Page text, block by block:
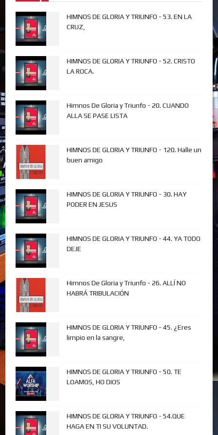
HIMNOS DE GLORIA Y TRIUNFO - 53. EN LA
CRUZ,
HIMNOS DE GLORIA Y TRIUNFO - 52. CRISTO
LA ROCA.
Himnos De Gloria y Triunfo - 20. CUANDO
ALLA SE PASE LISTA
HIMNOS DE GLORIA Y TRIUNFO - 120. Halle un
buen amigo
HIMNOS DE GLORIA Y TRIUNFO - 30. HAY
PODER EN JESUS
HIMNOS DE GLORIA Y TRIUNFO - 44. YA TODO
DEJE
Himnos De Gloria y Triunfo - 26. ALLÍ NO
HABRÁ TRIBULACIÓN
HIMNOS DE GLORIA Y TRIUNFO - 45. ¿Eres
limpio en la sangre,
HIMNOS DE GLORIA Y TRIUNFO - 50. TE
LOAMOS, HO DIOS
HIMNOS DE GLORIA Y TRIUNFO - 54.QUE
HAGA EN TI SU VOLUNTAD.